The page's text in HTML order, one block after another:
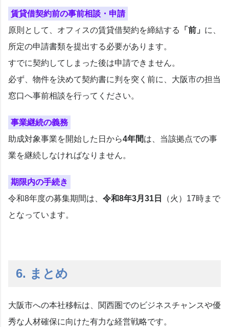
賃貸借契約前の事前相談・申請
原則として、オフィスの賃貸借契約を締結する
「前」 に、
所定の申請書類を提出する必要があります。
すでに契約してしまった後は申請できません。
必ず、物件を決めて契約書に判を突く前に、大阪市の担当
窓口へ事前相談を行ってください。
事業継続の義務
助成対象事業を開始した日から4年間は、当該拠点での事
業を継続しなければなりません。
期限内の手続き
令和8年度の募集期間は、 令和8年3月31日
（火）17時まで
となっています。
6. まとめ
大阪市への本社移転は、関西圏でのビジネスチャンスや優
秀な人材確保に向けた有力な経営戦略です。